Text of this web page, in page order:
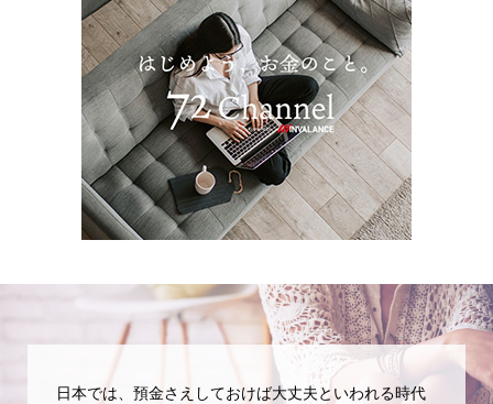
日本では、預金さえしておけば大丈夫といわれる時代